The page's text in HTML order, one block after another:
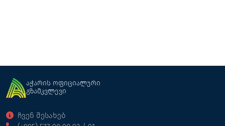
აჭარის ოფიციალური
გზამკვლევი
ჩვენ შესახებ